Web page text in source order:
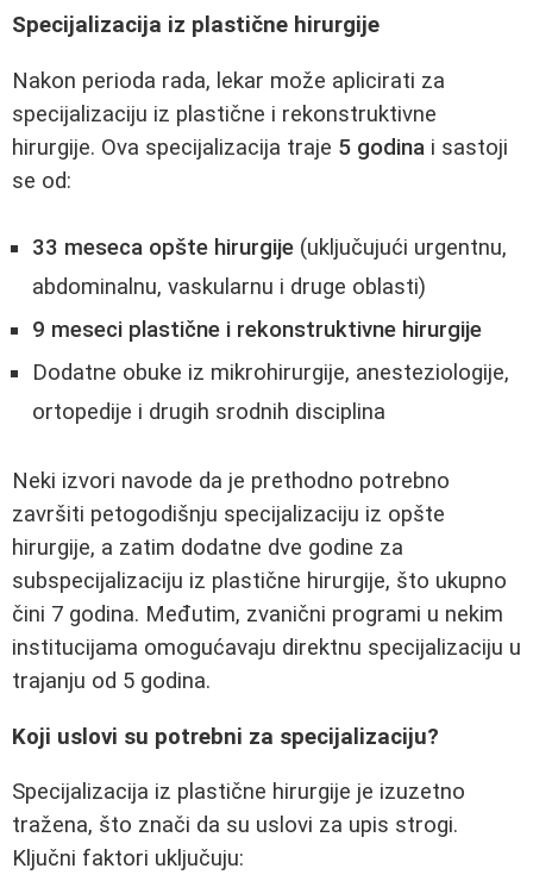
Specijalizacija iz plastične hirurgije
Nakon perioda rada, lekar može aplicirati za
specijalizaciju iz plastične i rekonstruktivne
hirurgije. Ova specijalizacija traje 5 godina i sastoji
se od:
33 meseca opšte hirurgije (uključujući urgentnu,
abdominalnu, vaskularnu i druge oblasti)
9 meseci plastične i rekonstruktivne hirurgije
Dodatne obuke iz mikrohirurgije, anesteziologije,
ortopedije i drugih srodnih disciplina
Neki izvori navode da je prethodno potrebno
završiti petogodišnju specijalizaciju iz opšte
hirurgije, a zatim dodatne dve godine za
subspecijalizaciju iz plastične hirurgije, što ukupno
čini 7 godina. Međutim, zvanični programi u nekim
institucijama omogućavaju direktnu specijalizaciju u
trajanju od 5 godina.
Koji uslovi su potrebni za specijalizaciju?
Specijalizacija iz plastične hirurgije je izuzetno
tražena, što znači da su uslovi za upis strogi.
Ključni faktori uključuju: